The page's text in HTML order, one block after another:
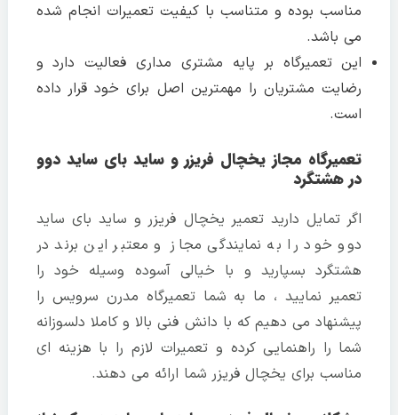
مناسب بوده و متناسب با کیفیت تعمیرات انجام شده
می باشد.
این تعمیرگاه بر پایه مشتری مداری فعالیت دارد و
رضایت مشتریان را مهمترین اصل برای خود قرار داده
است.
تعمیرگاه مجاز یخچال فریزر و ساید بای ساید دوو
در هشتگرد
اگر تمایل دارید تعمیر یخچال فریزر و ساید بای ساید
دوو خود را به نمایندگی مجاز و معتبر این برند در
هشتگرد بسپارید و با خیالی آسوده وسیله خود را
تعمیر نمایید ، ما به شما تعمیرگاه مدرن سرویس را
پیشنهاد می دهیم که با دانش فنی بالا و کاملا دلسوزانه
شما را راهنمایی کرده و تعمیرات لازم را با هزینه ای
مناسب برای یخچال فریزر شما ارائه می دهند.